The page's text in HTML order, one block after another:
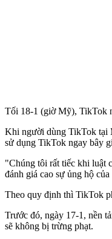
Tối 18-1 (giờ Mỹ), TikTok
Khi người dùng TikTok tại
sử dụng TikTok ngay bây
"Chúng tôi rất tiếc khi luật
đánh giá cao sự ủng hộ
Theo quy định thì TikTok
Trước đó, ngày 17-1, nền
sẽ không bị trừng phạt.